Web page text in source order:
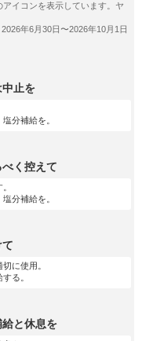
止を
分補給を。
く控えて
分補給を。
に使用。
る。
と休息を